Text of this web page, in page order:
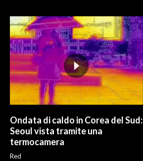
INFO AZIENDE
ABBONATI
ANNUNCI
NECROLOGI
PUBBLICITÀ
Ondata di caldo in Corea del Sud:
Seoul vista tramite una
termocamera
Red